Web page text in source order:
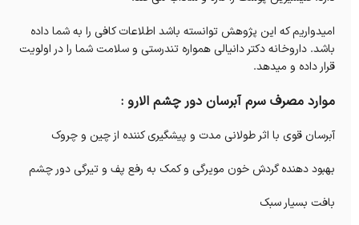
امیدواریم که این پژوهش توانسته باشد اطلاعات کافی را به شما داده
باشد. داروخانه دکتر دانیالی همواره تندرستی و سلامت شما را در اولویت
قرار داده و میدهد.
موارد مصرف سرم آبرسان دور چشم الارو :
آبرسان قوی با اثر طولانی مدت و پیشگیری کننده از چین و چروک
بهبود دهنده گردش خون مویرگی و کمک به رفع پف و تیرگی دور چشم
بافت بسیار سبک